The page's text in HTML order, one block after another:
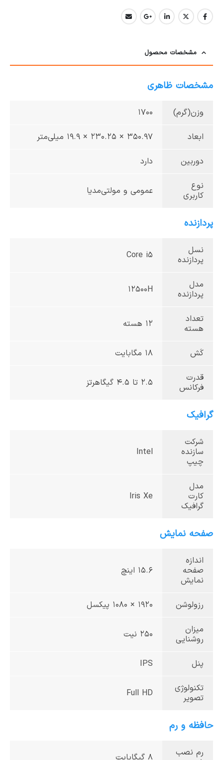
مشخصات محصول
مشخصات ظاهری
وزن(گرم) 1700
ابعاد 350.97 × 230.25 × 19.9 میلی‌متر
دوربین دارد
نوع
کاربری
عمومی و مولتی‌مدیا
پردازنده
نسل
پردازنده
Core i5
مدل
پردازنده
12500H
تعداد
هسته
12 هسته
کَش 18 مگابایت
قدرت
فرکانس
2.5 تا 4.5 گیگاهرتز
گرافیک
شرکت
سازنده
چیپ
Intel
مدل
کارت
گرافیک
Iris Xe
صفحه نمایش
اندازه
صفحه
نمایش
15.6 اینچ
رزولوشن 1920 × 1080 پیکسل
میزان
روشنایی
250 نیت
پنل IPS
تکنولوژی
تصویر
Full HD
حافظه و رم
رم نصب